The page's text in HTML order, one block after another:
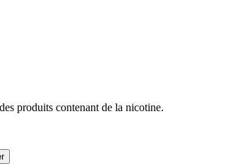
produits contenant de la nicotine.